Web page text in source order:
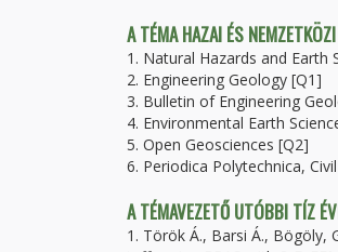
A TÉMA HAZAI ÉS
1. Natural Hazards and Earth
2. Engineering Geology [Q1]
3. Bulletin of Engineering
4. Environmental Earth
5. Open Geosciences [Q2]
6. Periodica Polytechnica,
A TÉMAVEZETŐ UTÓBBI TÍZ
1. Török Á., Barsi Á., Bögöly,